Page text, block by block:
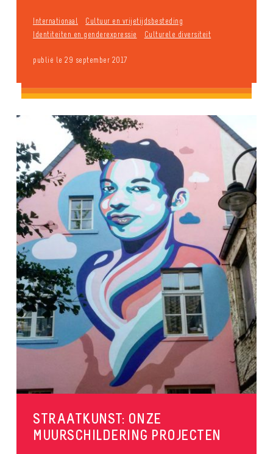
Internationaal
Cultuur en vrijetijdsbesteding
Identiteiten en genderexpressie
Culturele diversiteit
publié le 29 september 2017
STRAATKUNST: ONZE
MUURSCHILDERING PROJECTEN